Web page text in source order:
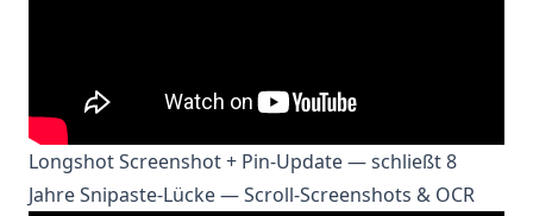
Longshot Screenshot + Pin-Update — schließt 8
Jahre Snipaste-Lücke — Scroll-Screenshots & OCR